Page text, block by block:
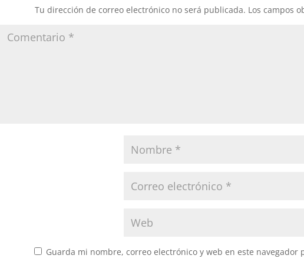
Tu dirección de correo electrónico no será publicada. Los campos
Guarda mi nombre, correo electrónico y web en este navegador